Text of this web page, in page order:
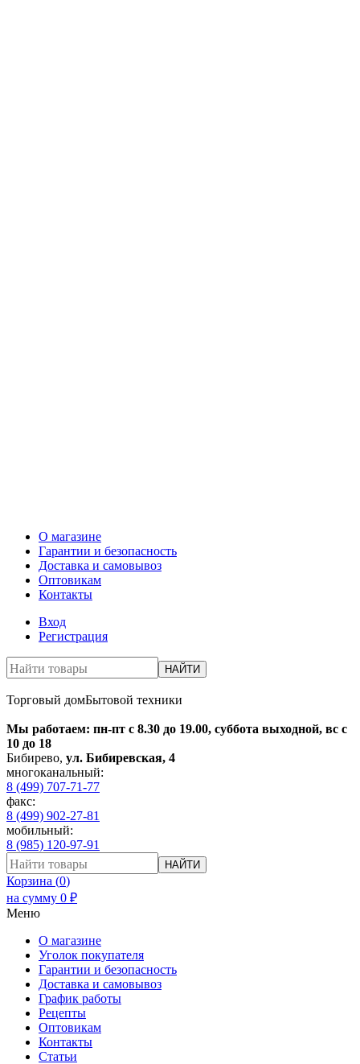
О магазине
Гарантии и безопасность
Доставка и самовывоз
Оптовикам
Контакты
Вход
Регистрация
НАЙТИ
Торговый домБытовой техники
Мы работаем: пн-пт с 8.30 до 19.00, суббота выходной, вс с
10 до 18
Бибирево, ул. Бибиревская, 4
многоканальный:
8 (499) 707-71-77
факс:
8 (499) 902-27-81
мобильный:
8 (985) 120-97-91
НАЙТИ
Корзина (0)
на сумму 0 ₽
Меню
О магазине
Уголок покупателя
Гарантии и безопасность
Доставка и самовывоз
График работы
Рецепты
Оптовикам
Контакты
Статьи